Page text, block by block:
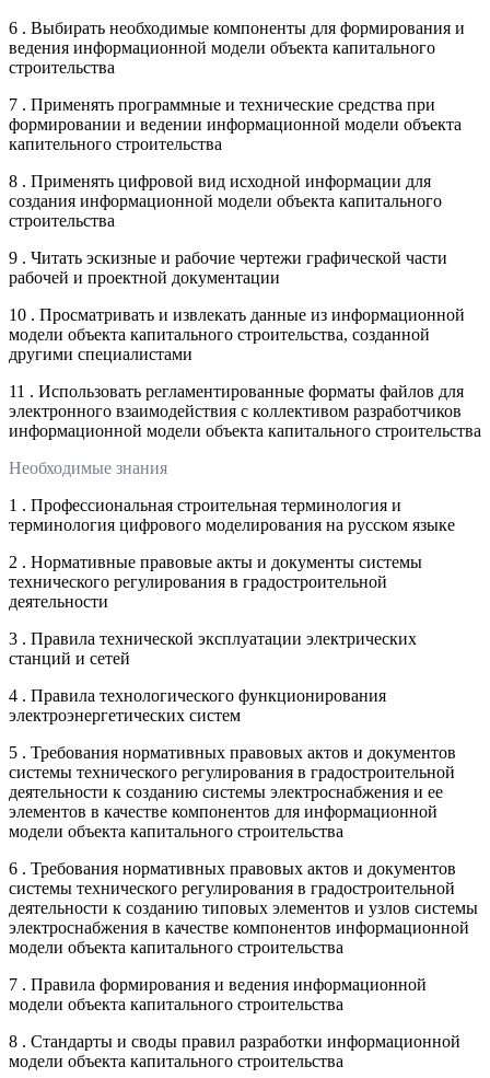
6 . Выбирать необходимые компоненты для формирования и
ведения информационной модели объекта капитального
строительства
7 . Применять программные и технические средства при
формировании и ведении информационной модели объекта
капительного строительства
8 . Применять цифровой вид исходной информации для
создания информационной модели объекта капитального
строительства
9 . Читать эскизные и рабочие чертежи графической части
рабочей и проектной документации
10 . Просматривать и извлекать данные из информационной
модели объекта капитального строительства, созданной
другими специалистами
11 . Использовать регламентированные форматы файлов для
электронного взаимодействия с коллективом разработчиков
информационной модели объекта капитального строительства
Необходимые знания
1 . Профессиональная строительная терминология и
терминология цифрового моделирования на русском языке
2 . Нормативные правовые акты и документы системы
технического регулирования в градостроительной
деятельности
3 . Правила технической эксплуатации электрических
станций и сетей
4 . Правила технологического функционирования
электроэнергетических систем
5 . Требования нормативных правовых актов и документов
системы технического регулирования в градостроительной
деятельности к созданию системы электроснабжения и ее
элементов в качестве компонентов для информационной
модели объекта капитального строительства
6 . Требования нормативных правовых актов и документов
системы технического регулирования в градостроительной
деятельности к созданию типовых элементов и узлов системы
электроснабжения в качестве компонентов информационной
модели объекта капитального строительства
7 . Правила формирования и ведения информационной
модели объекта капитального строительства
8 . Стандарты и своды правил разработки информационной
модели объекта капитального строительства